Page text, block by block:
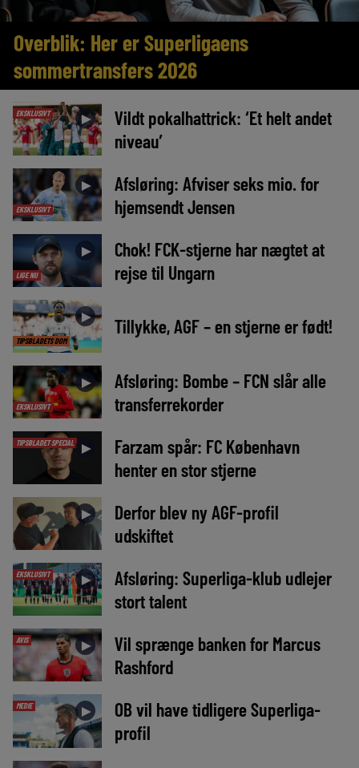
Overblik: Her er Superligaens
sommertransfers 2026
EKSKLUSIVT ►
Vildt pokalhattrick: ‘Et helt andet
niveau’
EKSKLUSIVT
►
Afsløring: Afviser seks mio. for
hjemsendt Jensen
LIGE NU
►
Chok! FCK-stjerne har nægtet at
rejse til Ungarn
TIPSBLADETS DOM
► Tillykke, AGF – en stjerne er født!
EKSKLUSIVT
►
Afsløring: Bombe – FCN slår alle
transferrekorder
TIPSBLADET SPECIAL ►
Farzam spår: FC København
henter en stor stjerne
►
Derfor blev ny AGF-profil
udskiftet
EKSKLUSIVT ►
Afsløring: Superliga-klub udlejer
stort talent
AVIS ►
Vil sprænge banken for Marcus
Rashford
MEDIE ►
OB vil have tidligere Superliga-
profil